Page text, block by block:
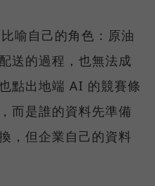
喻自己的角色：原油
送的過程，也無法成
點出地端 AI 的競賽條
而是誰的資料先準備
，但企業自己的資料